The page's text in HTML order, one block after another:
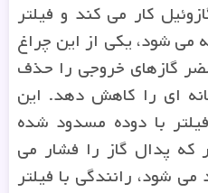
کار می کند و فیلتر
می شود، یکی از این چراغ
گازهای خروجی را حذف
ای را کاهش دهد. این
با دوده مسدود شده
که پدال گاز را فشار می
شود، رانندگی با فیلتر